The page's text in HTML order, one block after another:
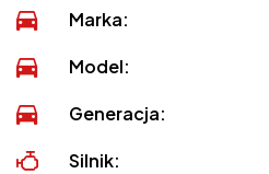
Marka:
Model:
Generacja:
Silnik: